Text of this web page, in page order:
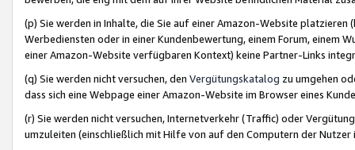
(p) Sie werden in Inhalte, die Sie auf einer Amazon-Website
Werbediensten oder in einer Kundenbewertung, einem Forum, einem
einer Amazon-Website verfügbaren Kontext) keine Partner-Links
(q) Sie werden nicht versuchen, den Vergütungskatalog zu umgehen
dass sich eine Webpage einer Amazon-Website im Browser eines
(r) Sie werden nicht versuchen, Internetverkehr (Traffic) oder
umzuleiten (einschließlich mit Hilfe von auf den Computern der